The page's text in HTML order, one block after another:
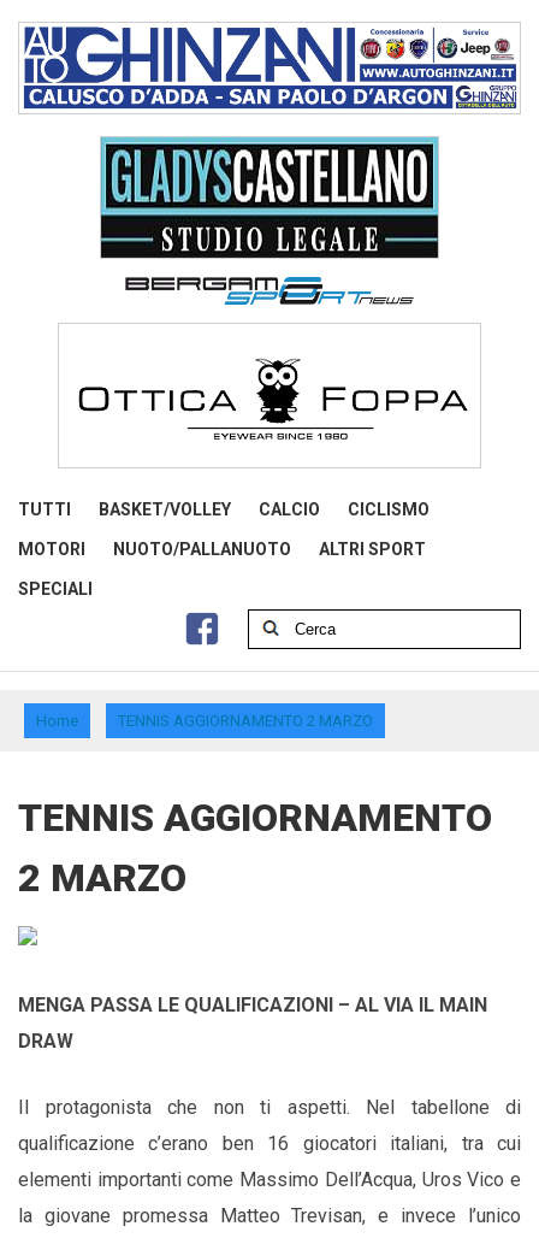
TUTTI BASKET/VOLLEY CALCIO CICLISMO
MOTORI NUOTO/PALLANUOTO ALTRI SPORT
SPECIALI
Home TENNIS AGGIORNAMENTO 2 MARZO
TENNIS AGGIORNAMENTO
2 MARZO
MENGA PASSA LE QUALIFICAZIONI – AL VIA IL MAIN
DRAW
Il protagonista che non ti aspetti. Nel tabellone di
qualificazione c’erano ben 16 giocatori italiani, tra cui
elementi importanti come Massimo Dell’Acqua, Uros Vico e
la giovane promessa Matteo Trevisan, e invece l’unico